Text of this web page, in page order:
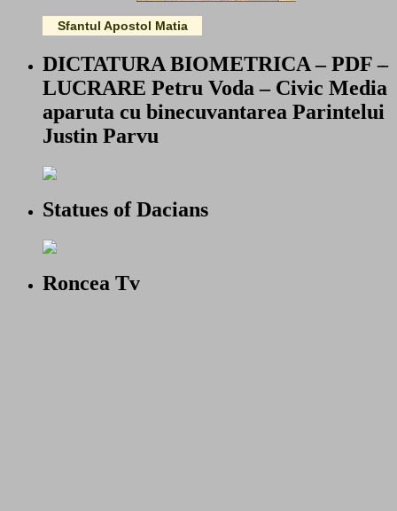
Sfantul Apostol Matia
DICTATURA BIOMETRICA – PDF –
LUCRARE Petru Voda – Civic Media
aparuta cu binecuvantarea Parintelui
Justin Parvu
Statues of Dacians
Roncea Tv